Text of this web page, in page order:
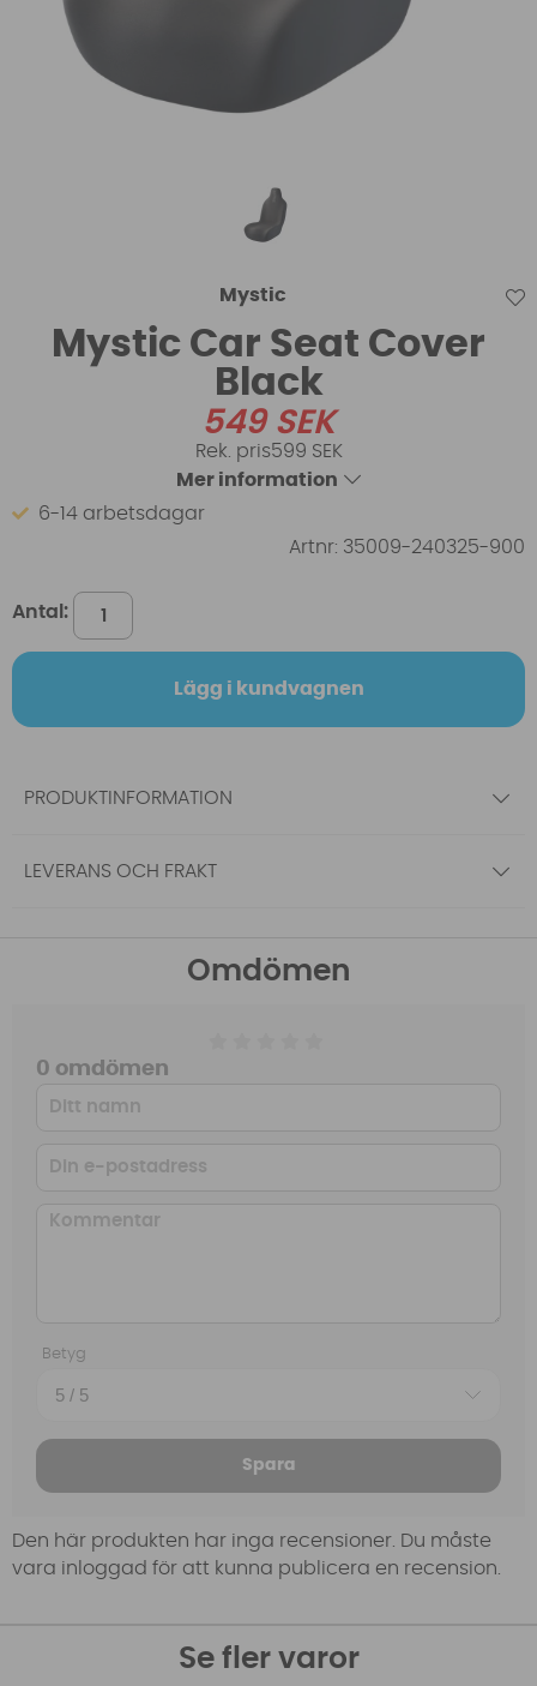
Mystic
Mystic Car Seat Cover
Black
549SEK
599 SEK
Mer information
6-14 arbetsdagar
Artnr: 35009-240325-900
Antal:
Lägg i kundvagnen
PRODUKTINFORMATION
LEVERANS OCH FRAKT
Omdömen
0 omdömen
Betyg
Spara
Den här produkten har inga recensioner. Du måste
vara inloggad för att kunna publicera en recension.
Se fler varor